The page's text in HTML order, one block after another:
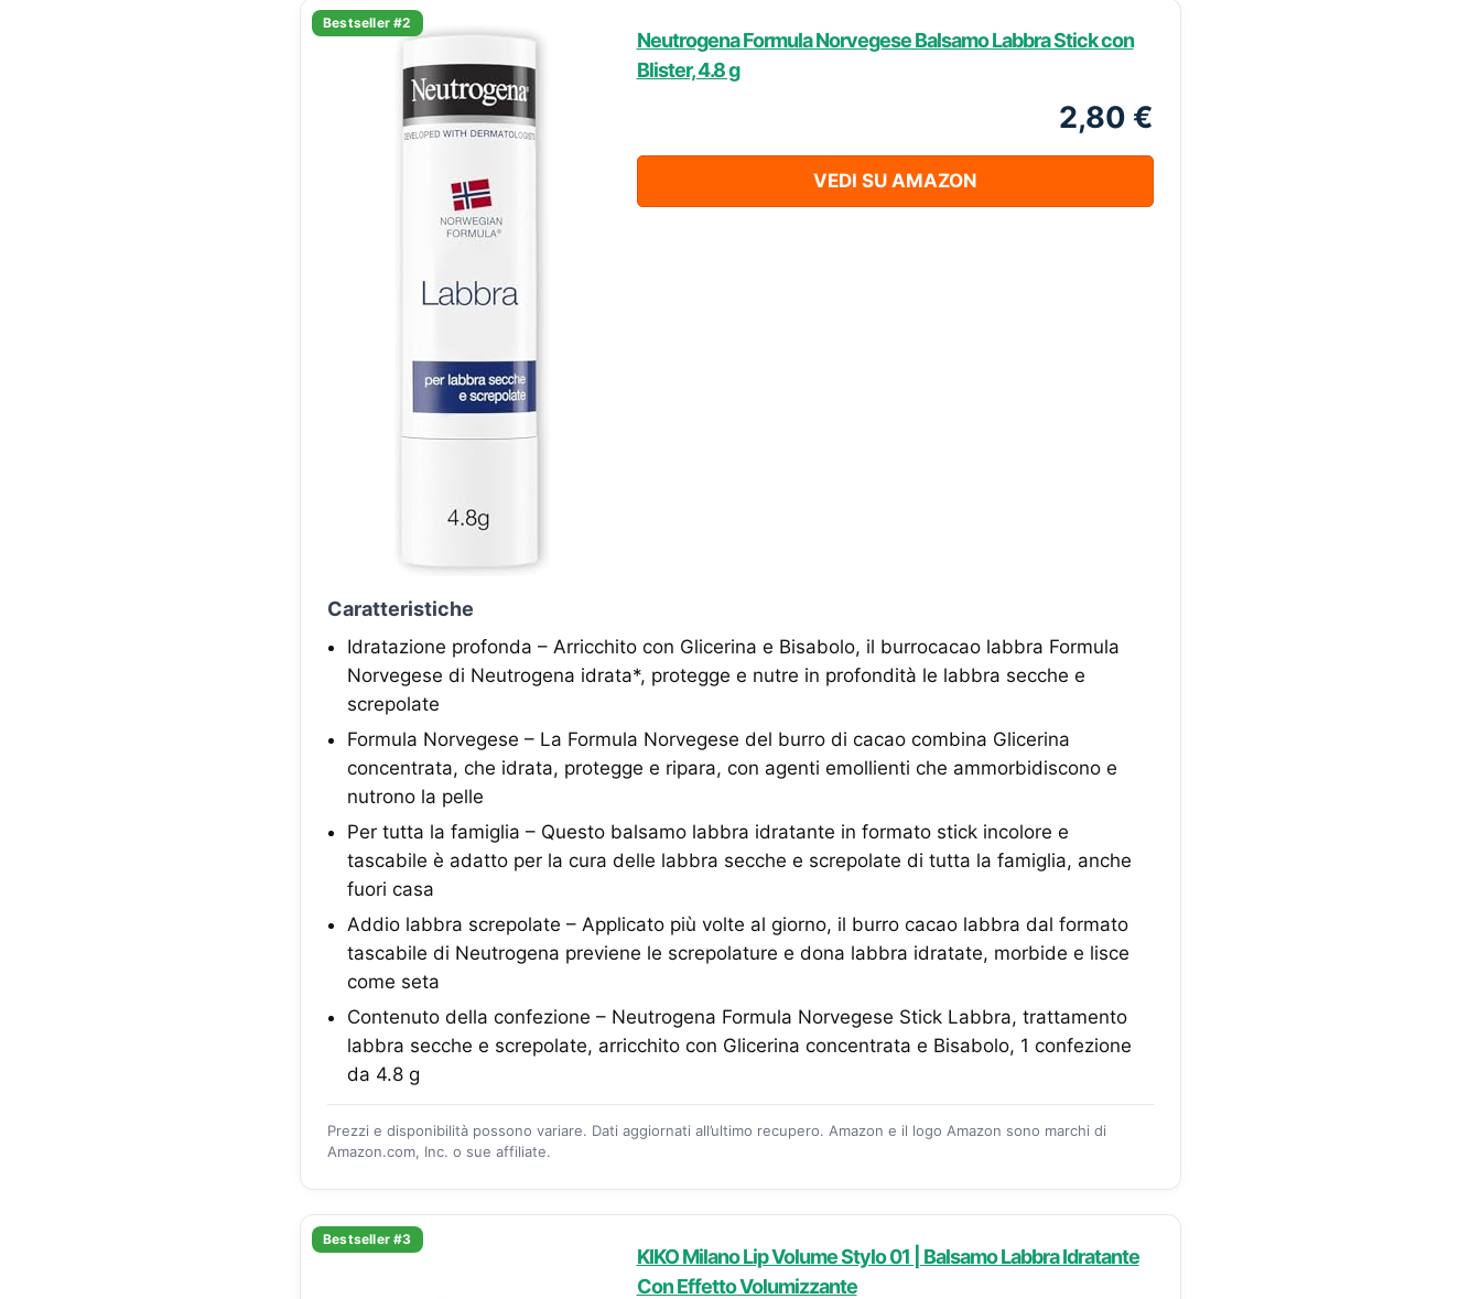
Bestseller #2
Neutrogena Formula Norvegese Balsamo Labbra Stick con
Blister, 4.8 g
2,80 €
VEDI SU AMAZON
Caratteristiche
Idratazione profonda – Arricchito con Glicerina e Bisabolo, il burrocacao labbra Formula
Norvegese di Neutrogena idrata*, protegge e nutre in profondità le labbra secche e
screpolate
Formula Norvegese – La Formula Norvegese del burro di cacao combina Glicerina
concentrata, che idrata, protegge e ripara, con agenti emollienti che ammorbidiscono e
nutrono la pelle
Per tutta la famiglia – Questo balsamo labbra idratante in formato stick incolore e
tascabile è adatto per la cura delle labbra secche e screpolate di tutta la famiglia, anche
fuori casa
Addio labbra screpolate – Applicato più volte al giorno, il burro cacao labbra dal formato
tascabile di Neutrogena previene le screpolature e dona labbra idratate, morbide e lisce
come seta
Contenuto della confezione – Neutrogena Formula Norvegese Stick Labbra, trattamento
labbra secche e screpolate, arricchito con Glicerina concentrata e Bisabolo, 1 confezione
da 4.8 g
Prezzi e disponibilità possono variare. Dati aggiornati all’ultimo recupero. Amazon e il logo Amazon sono marchi di
Amazon.com, Inc. o sue affiliate.
Bestseller #3
KIKO Milano Lip Volume Stylo 01 | Balsamo Labbra Idratante
Con Effetto Volumizzante